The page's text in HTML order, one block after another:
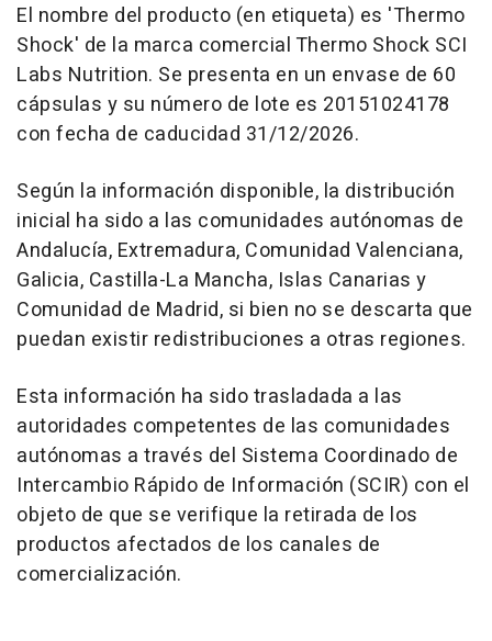
El nombre del producto (en etiqueta) es 'Thermo
Shock' de la marca comercial Thermo Shock SCI
Labs Nutrition. Se presenta en un envase de 60
cápsulas y su número de lote es 20151024178
con fecha de caducidad 31/12/2026.
Según la información disponible, la distribución
inicial ha sido a las comunidades autónomas de
Andalucía, Extremadura, Comunidad Valenciana,
Galicia, Castilla-La Mancha, Islas Canarias y
Comunidad de Madrid, si bien no se descarta que
puedan existir redistribuciones a otras regiones.
Esta información ha sido trasladada a las
autoridades competentes de las comunidades
autónomas a través del Sistema Coordinado de
Intercambio Rápido de Información (SCIR) con el
objeto de que se verifique la retirada de los
productos afectados de los canales de
comercialización.